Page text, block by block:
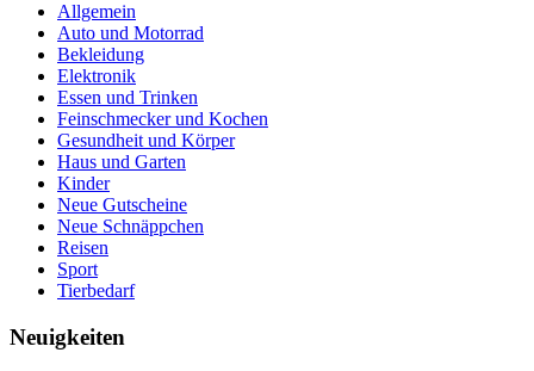
Allgemein
Auto und Motorrad
Bekleidung
Elektronik
Essen und Trinken
Feinschmecker und Kochen
Gesundheit und Körper
Haus und Garten
Kinder
Neue Gutscheine
Neue Schnäppchen
Reisen
Sport
Tierbedarf
Neuigkeiten